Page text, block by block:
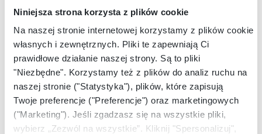
Niniejsza strona korzysta z plików cookie
Na naszej stronie internetowej korzystamy z plików cookie:
własnych i zewnętrznych. Pliki te zapewniają Ci
prawidłowe działanie naszej strony. Są to pliki
"Niezbędne". Korzystamy też z plików do analiz ruchu na
naszej stronie ("Statystyka"), plików, które zapisują
Twoje preferencje ("Preferencje") oraz marketingowych
("Marketing"). Jeśli zgadzasz się na wszystkie pliki,
wybierz „Zezwól na wszystkie”. Kliknij "Spersonalizuj",